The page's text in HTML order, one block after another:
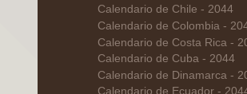
Calendario de Chile - 2044
Calendario de Colombia -
Calendario de Costa Rica -
Calendario de Cuba - 2044
Calendario de Dinamarca -
Calendario de Ecuador -